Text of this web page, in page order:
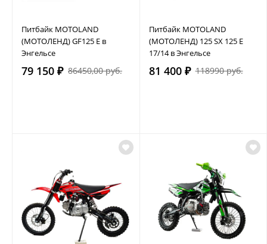
Питбайк MOTOLAND
(МОТОЛЕНД) GF125 E в
Энгельсе
79 150 ₽ 86450,00 руб.
Питбайк MOTOLAND
(МОТОЛЕНД) 125 SX 125 E
17/14 в Энгельсе
81 400 ₽ 118990 руб.